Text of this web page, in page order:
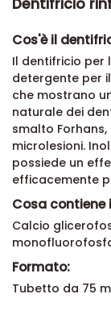
Dentifricio
Cos'è il
Il dentifricio per
detergente per
che mostrano
naturale dei
smalto Forhans,
microlesioni.
possiede un
efficacemente
Cosa contiene
Formato: